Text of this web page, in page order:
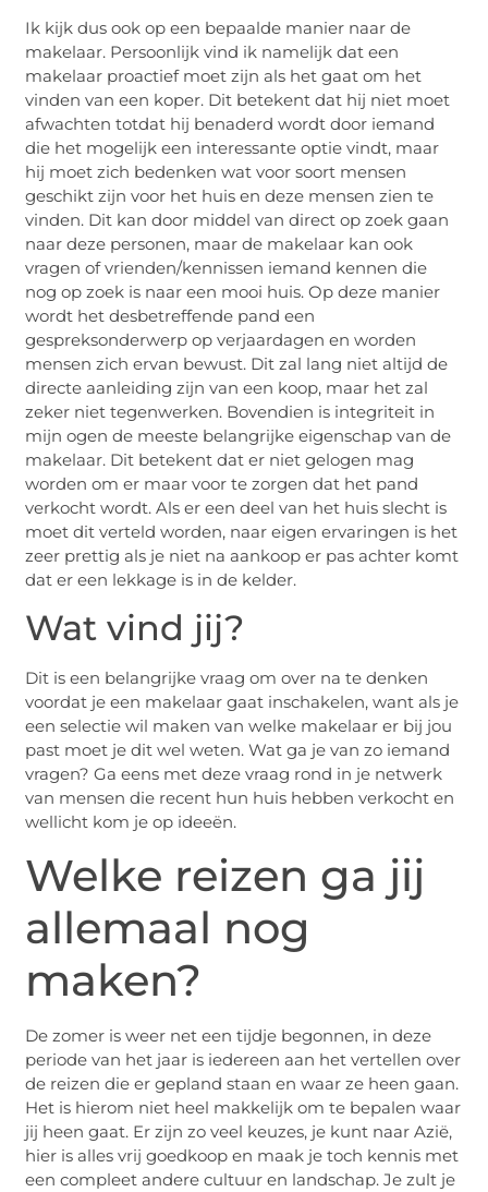
Ik kijk dus ook op een bepaalde manier naar de
makelaar. Persoonlijk vind ik namelijk dat een
makelaar proactief moet zijn als het gaat om het
vinden van een koper. Dit betekent dat hij niet moet
afwachten totdat hij benaderd wordt door iemand
die het mogelijk een interessante optie vindt, maar
hij moet zich bedenken wat voor soort mensen
geschikt zijn voor het huis en deze mensen zien te
vinden. Dit kan door middel van direct op zoek gaan
naar deze personen, maar de makelaar kan ook
vragen of vrienden/kennissen iemand kennen die
nog op zoek is naar een mooi huis. Op deze manier
wordt het desbetreffende pand een
gespreksonderwerp op verjaardagen en worden
mensen zich ervan bewust. Dit zal lang niet altijd de
directe aanleiding zijn van een koop, maar het zal
zeker niet tegenwerken. Bovendien is integriteit in
mijn ogen de meeste belangrijke eigenschap van de
makelaar. Dit betekent dat er niet gelogen mag
worden om er maar voor te zorgen dat het pand
verkocht wordt. Als er een deel van het huis slecht is
moet dit verteld worden, naar eigen ervaringen is het
zeer prettig als je niet na aankoop er pas achter komt
dat er een lekkage is in de kelder.
Wat vind jij?
Dit is een belangrijke vraag om over na te denken
voordat je een makelaar gaat inschakelen, want als je
een selectie wil maken van welke makelaar er bij jou
past moet je dit wel weten. Wat ga je van zo iemand
vragen? Ga eens met deze vraag rond in je netwerk
van mensen die recent hun huis hebben verkocht en
wellicht kom je op ideeën.
Welke reizen ga jij
allemaal nog
maken?
De zomer is weer net een tijdje begonnen, in deze
periode van het jaar is iedereen aan het vertellen over
de reizen die er gepland staan en waar ze heen gaan.
Het is hierom niet heel makkelijk om te bepalen waar
jij heen gaat. Er zijn zo veel keuzes, je kunt naar Azië,
hier is alles vrij goedkoop en maak je toch kennis met
een compleet andere cultuur en landschap. Je zult je